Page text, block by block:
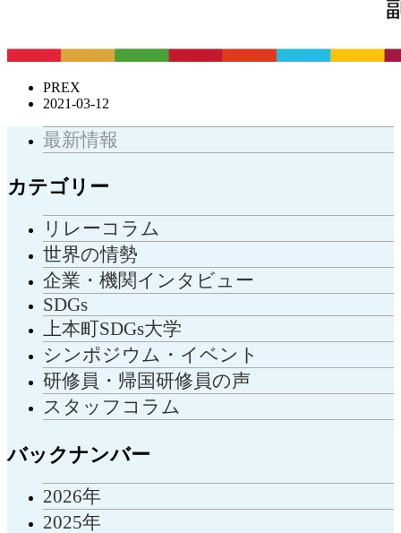
PREX
2021-03-12
最新情報
カテゴリー
リレーコラム
世界の情勢
企業・機関インタビュー
SDGs
上本町SDGs大学
シンポジウム・イベント
研修員・帰国研修員の声
スタッフコラム
バックナンバー
2026年
2025年